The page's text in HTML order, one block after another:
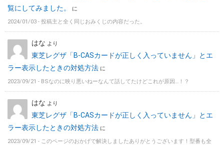
覧にしてみました。
に
2024/01/03 - 投稿主と全く同じおみくじの内容だった。
はな より
東芝レグザ「B-CASカードが正しく入っていません」とエ
ラー表示したときの対処方法 に
2023/09/21 - BSなのに映り悪いねーなんて話してたけどこれが原因…！？
はな より
東芝レグザ「B-CASカードが正しく入っていません」とエ
ラー表示したときの対処方法 に
2023/09/21 - このページのおかげで解決しましたありがとうございます！型番も全